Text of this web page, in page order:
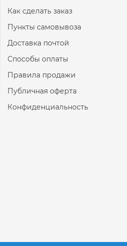
Как сделать заказ
Пункты самовывоза
Доставка почтой
Способы оплаты
Правила продажи
Публичная оферта
Конфиденциальность